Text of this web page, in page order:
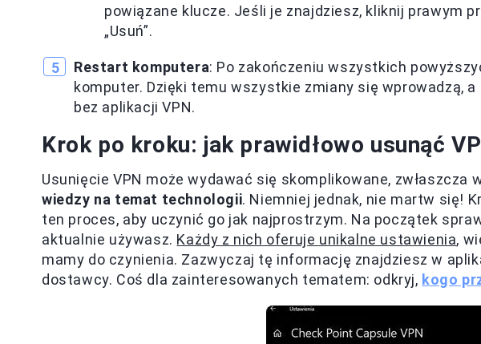
powiązane klucze. Jeśli je znajdziesz, kliknij prawym
„Usuń”.
Restart komputera: Po zakończeniu wszystkich
komputer. Dzięki temu wszystkie zmiany się wprowadzą,
bez aplikacji VPN.
Krok po kroku: jak prawidłowo usunąć
Usunięcie VPN może wydawać się skomplikowane, zwłaszcza
wiedzy na temat technologii. Niemniej jednak, nie martw się!
ten proces, aby uczynić go jak najprostrzym. Na początek
aktualnie używasz. Każdy z nich oferuje unikalne ustawienia,
mamy do czynienia. Zazwyczaj tę informację znajdziesz w
dostawcy. Coś dla zainteresowanych tematem: odkryj, kogo